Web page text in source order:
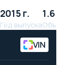
2015 г.
Год выпуска
1.6 л.
Объём
VIN